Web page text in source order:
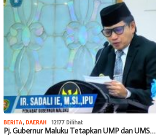
BERITA, DAERAH 12177 Dilihat
Pj. Gubernur Maluku Tetapkan UMP dan UMS…